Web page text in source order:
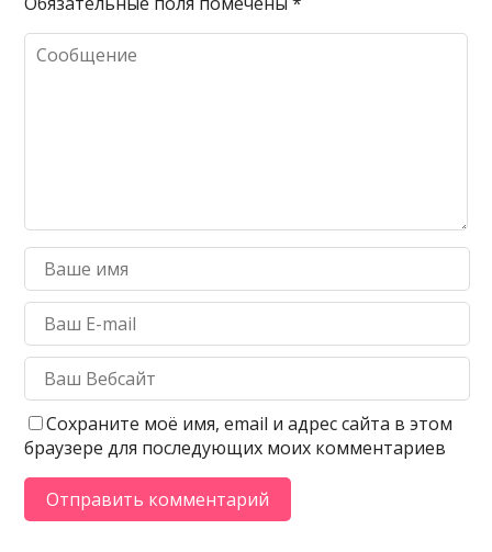
Сохраните моё имя, email и адрес сайта в этом
браузере для последующих моих комментариев